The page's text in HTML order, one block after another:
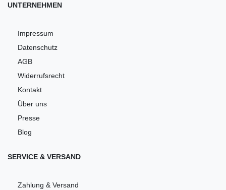
UNTERNEHMEN
Impressum
Datenschutz
AGB
Widerrufsrecht
Kontakt
Über uns
Presse
Blog
SERVICE & VERSAND
Zahlung & Versand